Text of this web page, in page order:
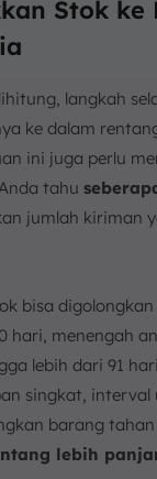
Stok ke
langkah
ke dalam
ini juga perlu
tahu
jumlah kiriman
bisa
hari, menengah
lebih dari 91
singkat, interval
barang
lebih